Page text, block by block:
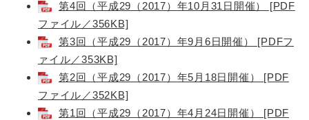
第4回（平成29（2017）年10月31日開催） [PDF
ファイル／356KB]
第3回（平成29（2017）年9月6日開催） [PDFフ
ァイル／353KB]
第2回（平成29（2017）年5月18日開催） [PDF
ファイル／352KB]
第1回（平成29（2017）年4月24日開催） [PDF